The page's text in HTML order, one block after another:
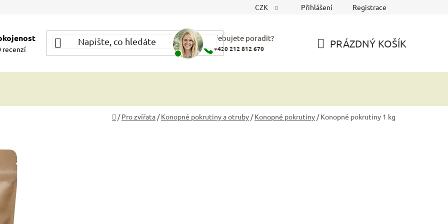
CZK Přihlášení Registrace
recenzí
Potřebujete poradit?
+420 212 812 670 PRÁZDNÝ KOŠÍK
Domů
/ Pro zvířata / Konopné pokrutiny a otruby / Konopné pokrutiny / Konopné pokrutiny 1 kg